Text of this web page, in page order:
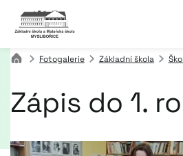
Fotogalerie Základní škola
Zápis do 1.